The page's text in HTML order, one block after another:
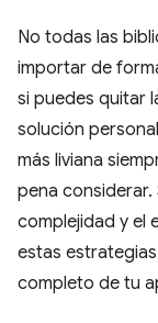
No todas las
importar de
si puedes quitar
solución
más liviana
pena
complejidad y el
estas
completo de tu